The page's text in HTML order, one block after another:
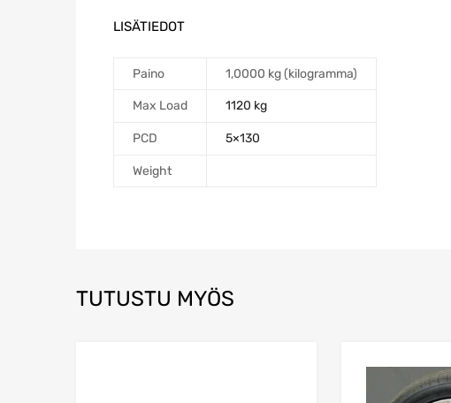
LISÄTIEDOT
Paino 1,0000 kg (kilogramma)
Max Load 1120 kg
PCD 5×130
Weight
TUTUSTU MYÖS